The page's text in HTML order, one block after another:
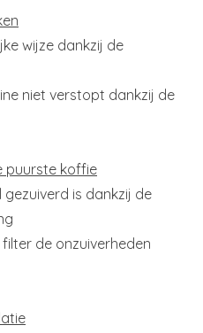
wijze dankzij de
niet verstopt dankzij de
puurste koffie
is dankzij de
de onzuiverheden